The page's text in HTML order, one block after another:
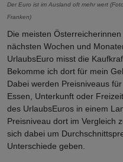
Der Euro ist im Ausland oft mehr wert
Franken)
Die meisten
nächsten Wochen und
UrlaubsEuro misst die
Bekomme ich dort für mein
Dabei werden Preisniveaus
Essen, Unterkunft oder
des UrlaubsEuros in einem
Preisniveau dort im Vergleich
sich dabei um
Unterschiede geben.